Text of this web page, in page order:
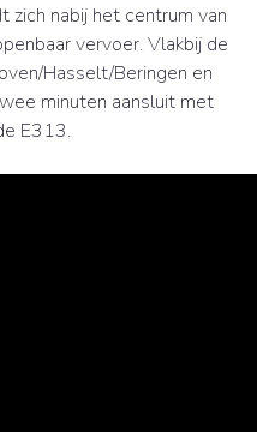
zich nabij het centrum van
vervoer. Vlakbij de
Hasselt/Beringen en
minuten aansluit met
E313.